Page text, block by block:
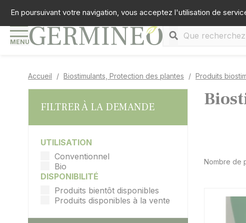
Téléphone :
MENU
Accueil Biostimulants, Protection des plantes Produits
FILTRER À LA DEMANDE
UTILISATION
Conventionnel
Bio
DISPONIBILITÉ
Produits bientôt disponibles
Produits disponibles à la vente
Nombre de
En poursuivant votre navigation, vous acceptez l'utilisation de